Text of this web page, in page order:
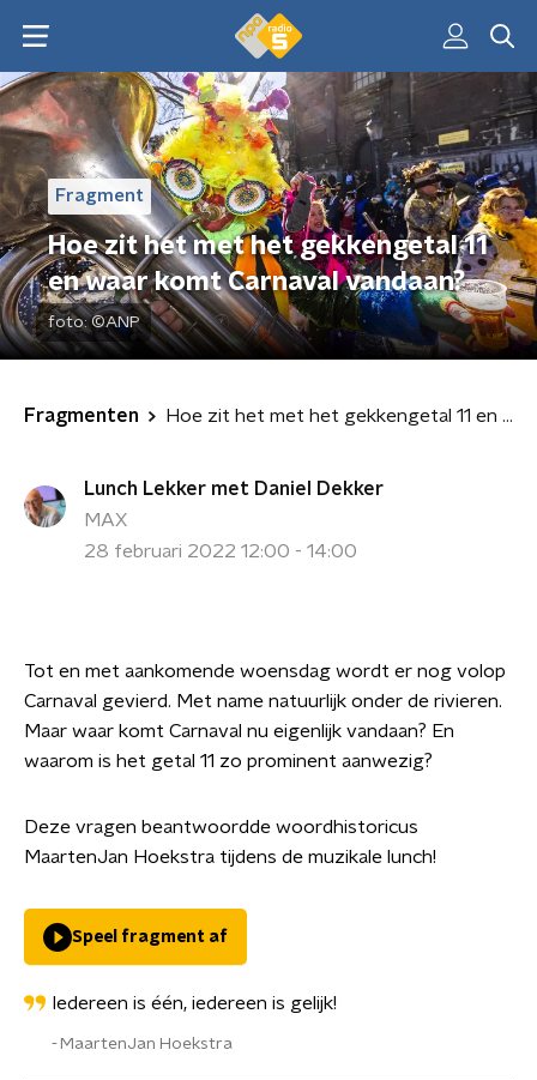
Fragment
Hoe zit het met het gekkengetal 11
en waar komt Carnaval vandaan?
foto:©ANP
Fragmenten Hoe zit het met het gekkengetal 11 en waar komt Carnaval vandaan?
Lunch Lekker met Daniel Dekker
MAX
28 februari 2022 12:00 - 14:00
Tot en met aankomende woensdag wordt er nog volop
Carnaval gevierd. Met name natuurlijk onder de rivieren.
Maar waar komt Carnaval nu eigenlijk vandaan? En
waarom is het getal 11 zo prominent aanwezig?
Deze vragen beantwoordde woordhistoricus
MaartenJan Hoekstra tijdens de muzikale lunch!
Speel fragment af
Iedereen is één, iedereen is gelijk!
MaartenJan Hoekstra